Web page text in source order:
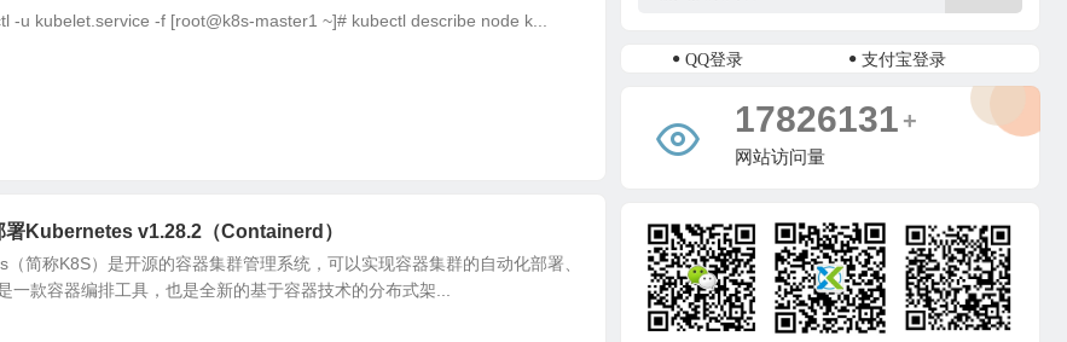
-u kubelet.service -f [root@k8s-master1 ~]# kubectl describe node k...
Kubernetes v1.28.2（Containerd）
简称K8S）是开源的容器集群管理系统，可以实现容器集群的自动化部署、
一款容器编排工具，也是全新的基于容器技术的分布式架...
QQ登录 支付宝登录
18465166 +
网站访问量